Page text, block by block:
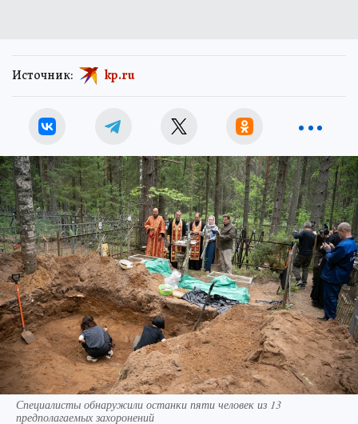
Источник: kp.ru
Специалисты обнаружили останки пяти человек из 13
предполагаемых захоронений